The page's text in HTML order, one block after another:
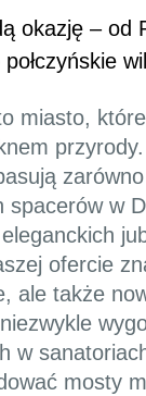
okazję – od
miasto,
spacerów w
ofercie
ale także
w
mosty